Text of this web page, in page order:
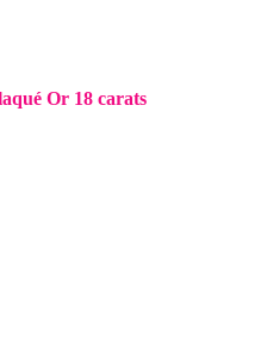
Or 18 carats